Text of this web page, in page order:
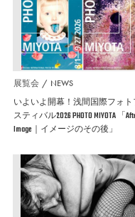
展覧会 NEWS
いよいよ開幕！浅間国際フォト
スティバル2026 PHOTO MIYOTA 「
Image｜イメージのその後」